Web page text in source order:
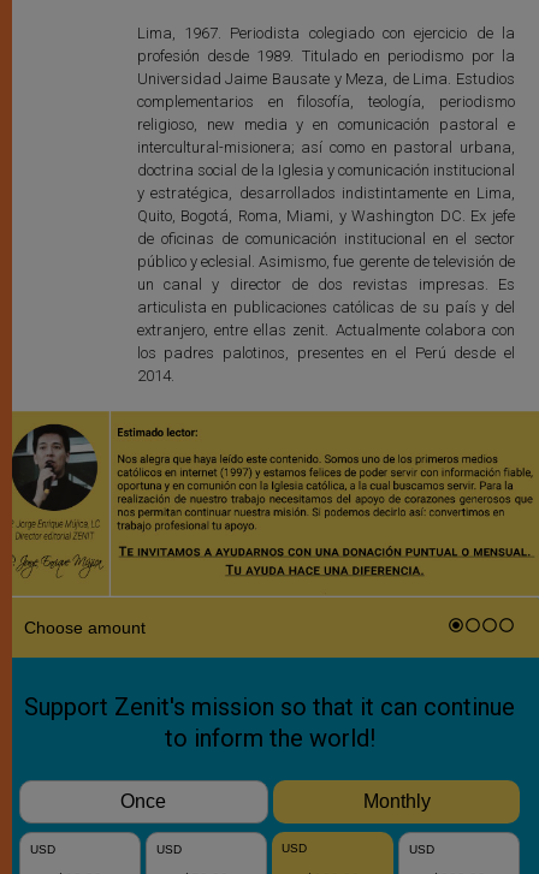
Lima, 1967. Periodista colegiado con ejercicio de la
profesión desde 1989. Titulado en periodismo por la
Universidad Jaime Bausate y Meza, de Lima. Estudios
complementarios en filosofía, teología, periodismo
religioso, new media y en comunicación pastoral e
intercultural-misionera; así como en pastoral urbana,
doctrina social de la Iglesia y comunicación institucional
y estratégica, desarrollados indistintamente en Lima,
Quito, Bogotá, Roma, Miami, y Washington DC. Ex jefe
de oficinas de comunicación institucional en el sector
público y eclesial. Asimismo, fue gerente de televisión de
un canal y director de dos revistas impresas. Es
articulista en publicaciones católicas de su país y del
extranjero, entre ellas zenit. Actualmente colabora con
los padres palotinos, presentes en el Perú desde el
2014.